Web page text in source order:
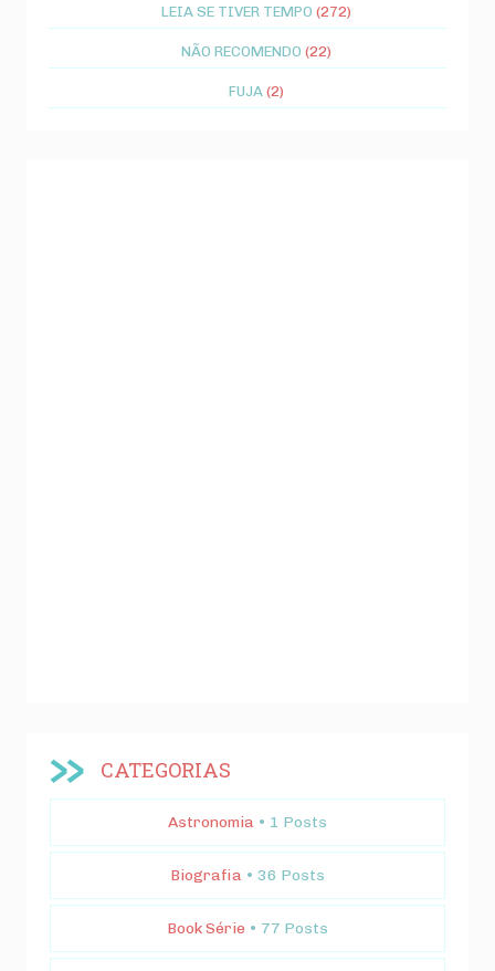
LEIA SE TIVER TEMPO (272)
NÃO RECOMENDO (22)
FUJA (2)
CATEGORIAS
Astronomia • 1 Posts
Biografia • 36 Posts
Book Série • 77 Posts